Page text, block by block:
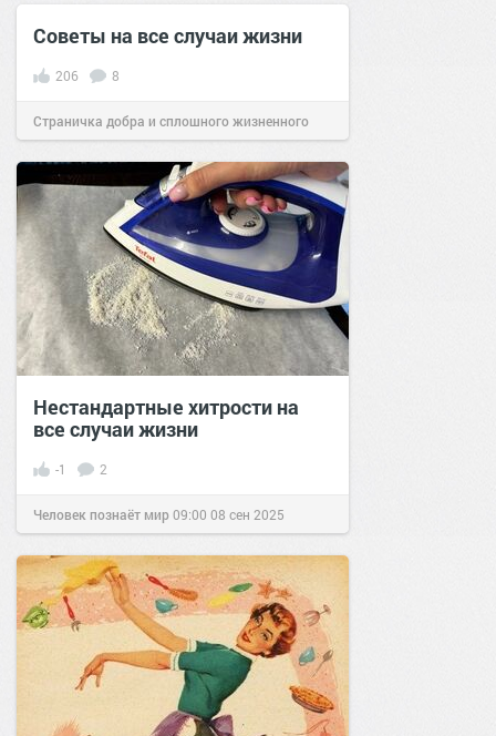
Советы на все случаи жизни
206 8
Страничка добра и сплошного жизненного
позитива!07:4317 ноя 2019
Нестандартные хитрости на
все случаи жизни
-1 2
Человек познаёт мир09:00 08 сен 2025